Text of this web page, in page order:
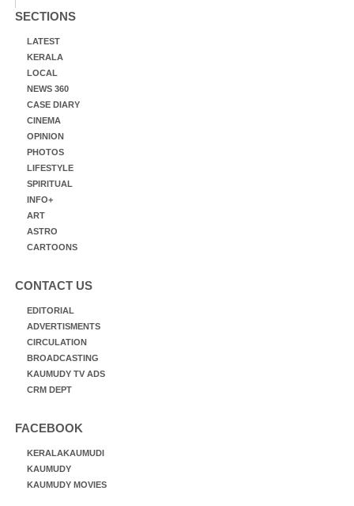
SECTIONS
LATEST
KERALA
LOCAL
NEWS 360
CASE DIARY
CINEMA
OPINION
PHOTOS
LIFESTYLE
SPIRITUAL
INFO+
ART
ASTRO
CARTOONS
CONTACT US
EDITORIAL
ADVERTISMENTS
CIRCULATION
BROADCASTING
KAUMUDY TV ADS
CRM DEPT
FACEBOOK
KERALAKAUMUDI
KAUMUDY
KAUMUDY MOVIES